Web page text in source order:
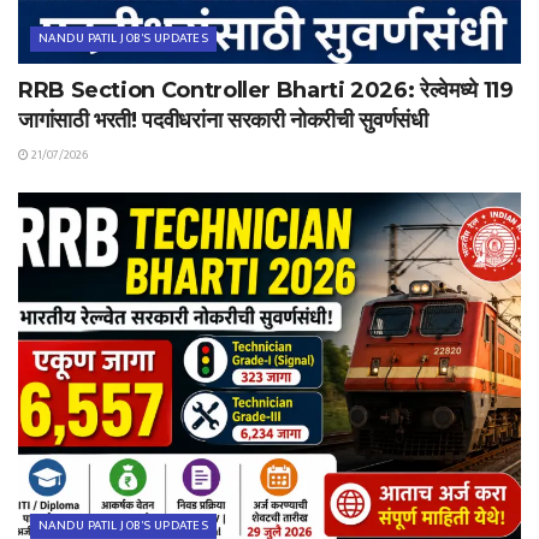
NANDU PATIL JOB'S UPDATES
RRB Section Controller Bharti 2026: रेल्वेमध्ये 119
जागांसाठी भरती! पदवीधरांना सरकारी नोकरीची सुवर्णसंधी
21/07/2026
NANDU PATIL JOB'S UPDATES